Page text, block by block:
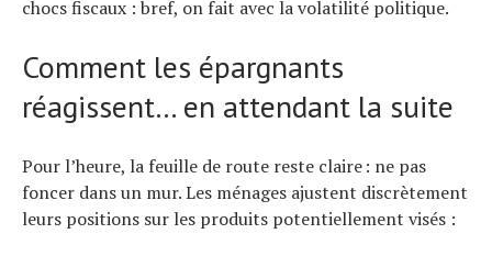
chocs fiscaux : bref, on fait avec la volatilité politique.
Comment les épargnants
réagissent… en attendant la suite
Pour l’heure, la feuille de route reste claire : ne pas
foncer dans un mur. Les ménages ajustent discrètement
leurs positions sur les produits potentiellement visés :